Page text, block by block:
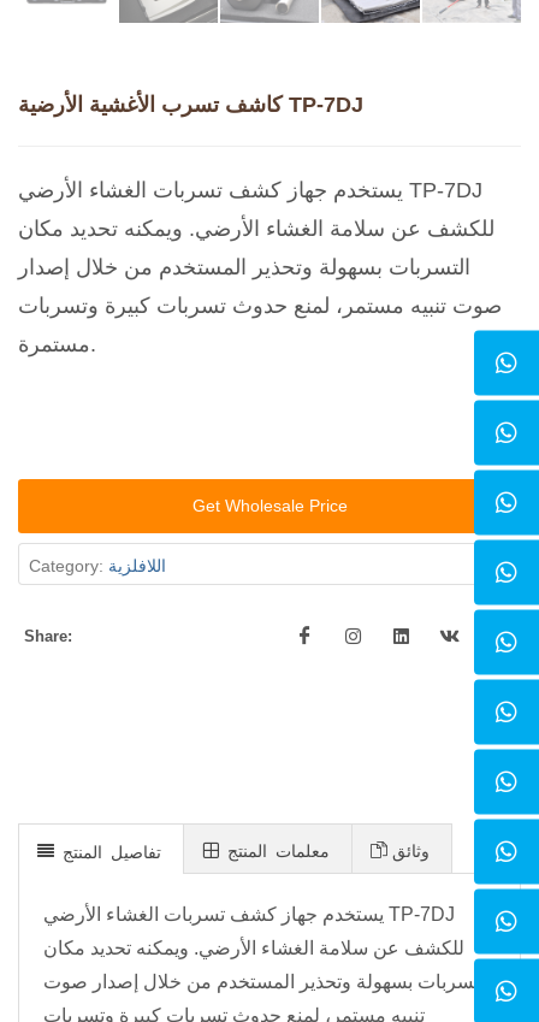
كاشف تسرب الأغشية الأرضية TP-7DJ
يستخدم جهاز كشف تسربات الغشاء الأرضي TP-7DJ
للكشف عن سلامة الغشاء الأرضي. ويمكنه تحديد مكان
التسربات بسهولة وتحذير المستخدم من خلال إصدار
صوت تنبيه مستمر، لمنع حدوث تسربات كبيرة وتسربات
مستمرة.
Get Wholesale Price
Category: اللافلزية
Share:
تفاصيل المنتج معلمات المنتج وثائق
يستخدم جهاز كشف تسربات الغشاء الأرضي TP-7DJ
للكشف عن سلامة الغشاء الأرضي. ويمكنه تحديد مكان
التسربات بسهولة وتحذير المستخدم من خلال إصدار صوت
تنبيه مستمر، لمنع حدوث تسربات كبيرة وتسربات